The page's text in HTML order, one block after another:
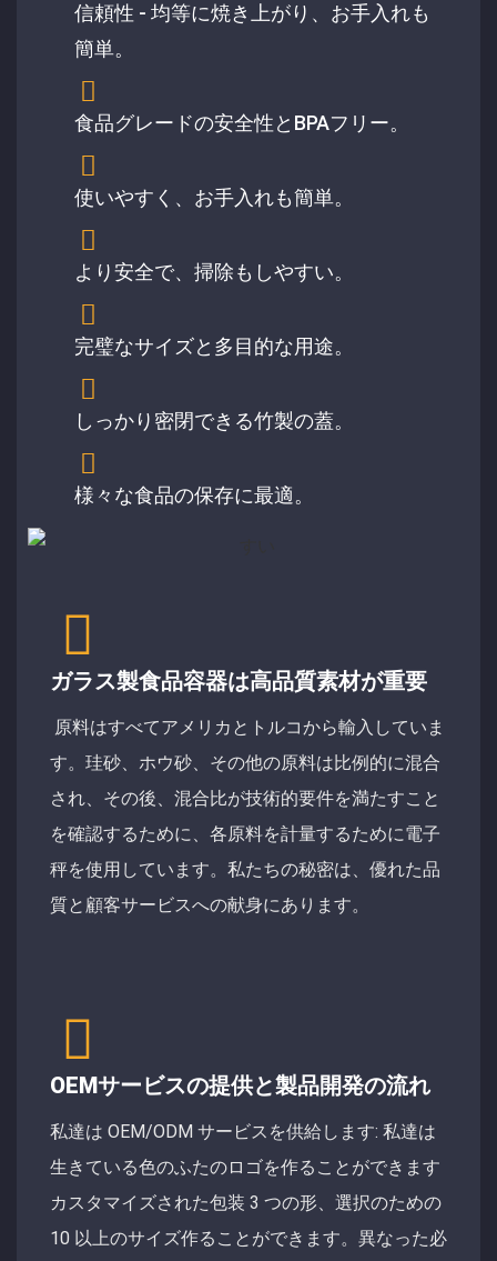
信頼性 - 均等に焼き上がり、お手入れも
簡単。
食品グレードの安全性とBPAフリー。
使いやすく、お手入れも簡単。
より安全で、掃除もしやすい。
完璧なサイズと多目的な用途。
しっかり密閉できる竹製の蓋。
様々な食品の保存に最適。
ガラス製食品容器は高品質素材が重要
原料はすべてアメリカとトルコから輸入していま
す。珪砂、ホウ砂、その他の原料は比例的に混合
され、その後、混合比が技術的要件を満たすこと
を確認するために、各原料を計量するために電子
秤を使用しています。私たちの秘密は、優れた品
質と顧客サービスへの献身にあります。
OEMサービスの提供と製品開発の流れ
私達は OEM/ODM サービスを供給します: 私達は
生きている色のふたのロゴを作ることができます
カスタマイズされた包装 3 つの形、選択のための
10 以上のサイズ作ることができます。異なった必